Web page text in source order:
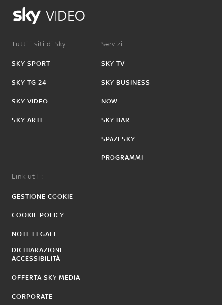
VIDEO
Tutti i siti di Sky:
SKY SPORT
SKY TG 24
SKY VIDEO
SKY ARTE
Servizi:
SKY TV
SKY BUSINESS
NOW
SKY BAR
SPAZI SKY
PROGRAMMI
Link utili:
GESTIONE COOKIE
COOKIE POLICY
NOTE LEGALI
DICHIARAZIONE
ACCESSIBILITÀ
OFFERTA SKY MEDIA
CORPORATE